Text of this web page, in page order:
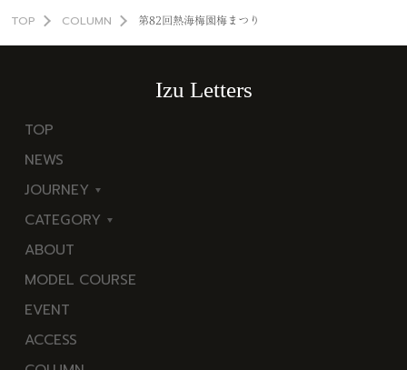
TOP COLUMN 第82回熱海梅園梅まつり
Izu Letters
TOP
NEWS
JOURNEY
東
伊
豆
西
伊
CATEGORY
海
岬
温
泉
ABOUT
MODEL COURSE
EVENT
ACCESS